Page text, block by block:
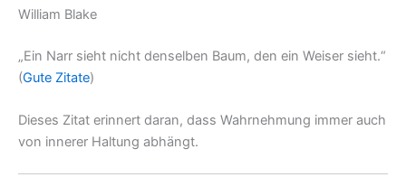
William Blake
„Ein Narr sieht nicht denselben Baum, den ein Weiser sieht.“
(Gute Zitate)
Dieses Zitat erinnert daran, dass Wahrnehmung immer auch
von innerer Haltung abhängt.